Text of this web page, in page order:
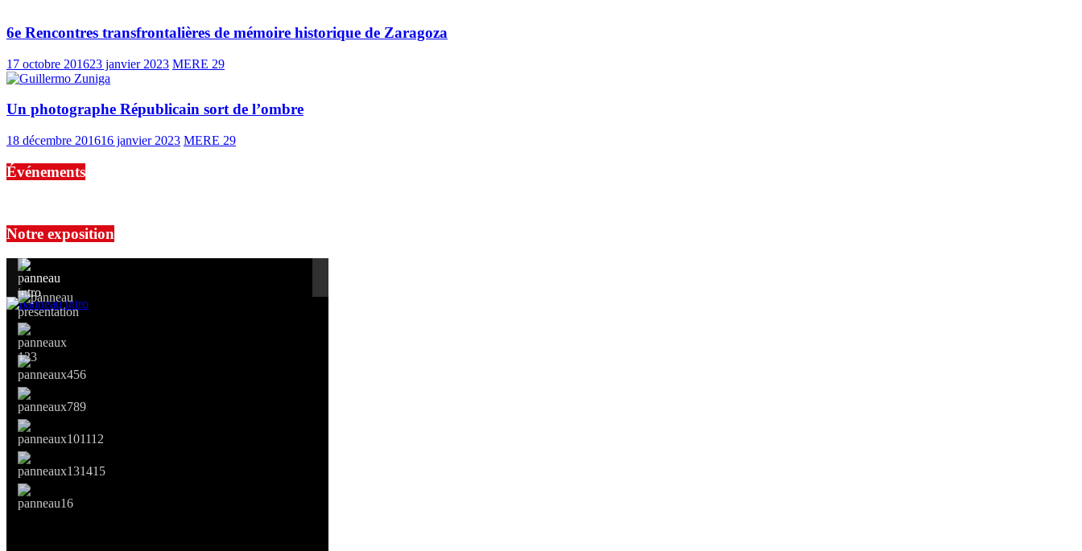
6e Rencontres transfrontalières de mémoire historique de Zaragoza
17 octobre 201623 janvier 2023 MERE 29
Un photographe Républicain sort de l’ombre
18 décembre 201616 janvier 2023 MERE 29
Événements
Notre exposition